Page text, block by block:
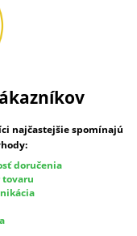
najčastejšie spomínajú
doručenia
tovaru